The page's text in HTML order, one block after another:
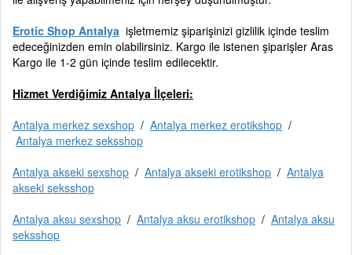
Erotic Shop Antalya işletmemiz şiparişinizi gizlilik içinde teslim
edeceğinizden emin olabilirsiniz. Kargo ile istenen şiparişler Aras
Kargo ile 1-2 gün içinde teslim edilecektir.
Hizmet Verdiğimiz Antalya İlçeleri:
Antalya merkez sexshop / Antalya merkez erotikshop /
Antalya merkez seksshop
Antalya akseki sexshop / Antalya akseki erotikshop / Antalya
akseki seksshop
Antalya aksu sexshop / Antalya aksu erotikshop / Antalya aksu
seksshop